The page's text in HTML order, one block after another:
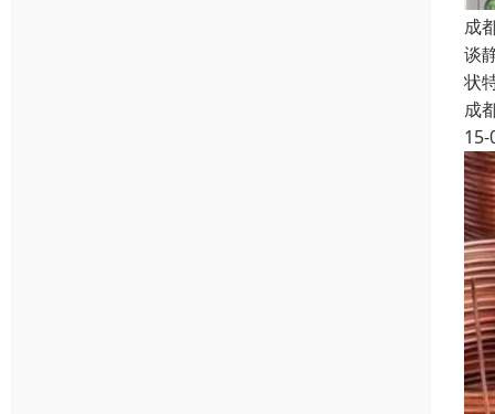
成
谈
状
成
15-